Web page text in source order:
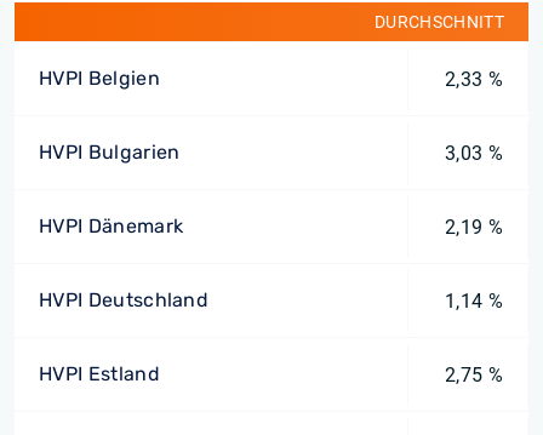
DURCHSCHNITT
HVPI Belgien 2,33 %
HVPI Bulgarien 3,03 %
HVPI Dänemark 2,19 %
HVPI Deutschland 1,14 %
HVPI Estland 2,75 %